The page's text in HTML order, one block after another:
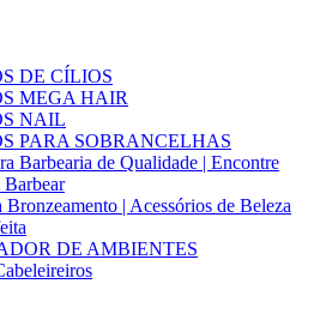
DE CÍLIOS
MEGA HAIR
NAIL
PARA SOBRANCELHAS
Barbearia de Qualidade | Encontre
Barbear
Bronzeamento | Acessórios de Beleza
DE AMBIENTES